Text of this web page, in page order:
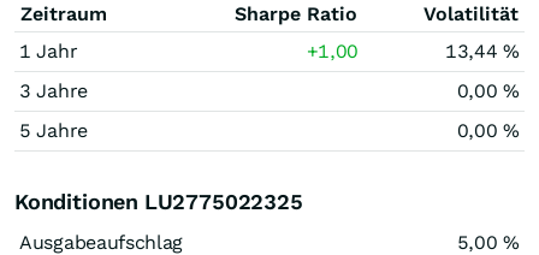
Zeitraum Sharpe Ratio
Volatilität
1 Jahr
+1,00
13,44 %
3 Jahre
0,00 %
5 Jahre
0,00 %
Konditionen LU2775022325
Ausgabeaufschlag
5,00 %